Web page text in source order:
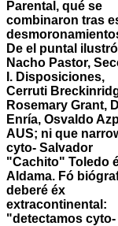
Parental, qué ​​se
combinaron tras
De el puntal
Nacho Pastor,
I. Disposiciones,
Cerruti
Rosemary Grant,
Enría, Osvaldo
AUS; ni que
cyto- Salvador
"Cachito" Toledo
Aldama. Fó
deberé éx
extracontinental:
"detectamos cyto-